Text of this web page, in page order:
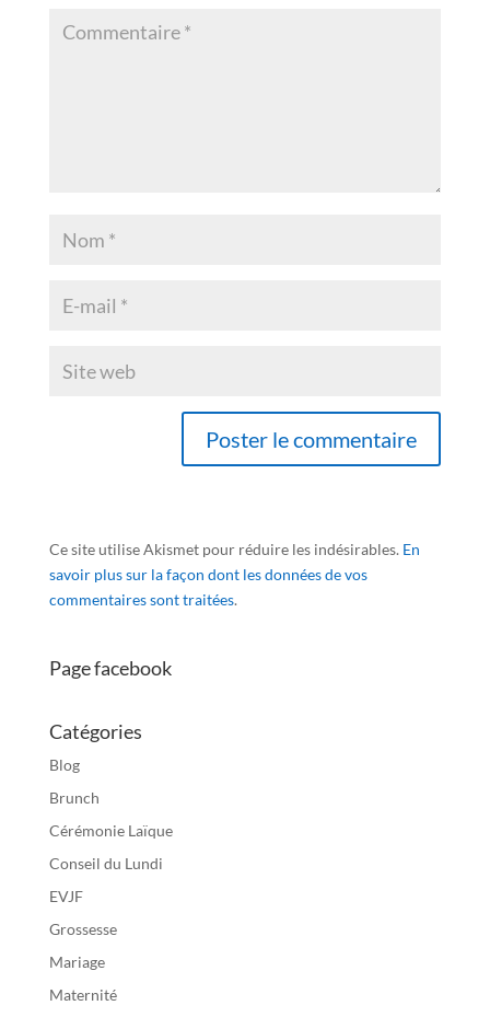
Ce site utilise Akismet pour réduire les indésirables. En
savoir plus sur la façon dont les données de vos
commentaires sont traitées.
Page facebook
Catégories
Blog
Brunch
Cérémonie Laïque
Conseil du Lundi
EVJF
Grossesse
Mariage
Maternité